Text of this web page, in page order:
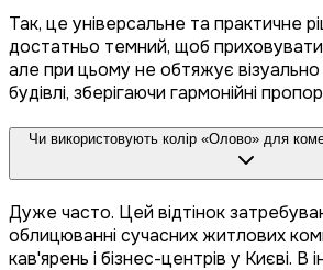
Так, це універсальне та практичне
достатньо темний, щоб приховувати
але при цьому не обтяжує
будівлі, зберігаючи гармонійні
Чи використовують колір «Олово» для
Дуже часто. Цей відтінок
облицюванні сучасних житлових
кав'ярень і бізнес-центрів у Києві. В